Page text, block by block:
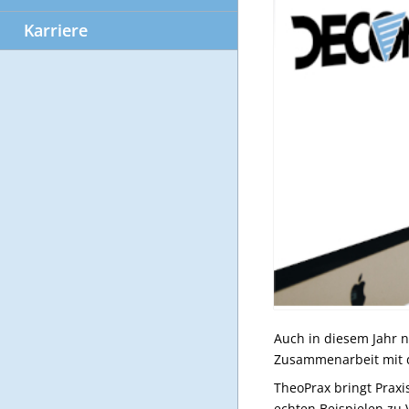
Karriere
Auch in diesem Jahr
Zusammenarbeit mit
TheoPrax bringt